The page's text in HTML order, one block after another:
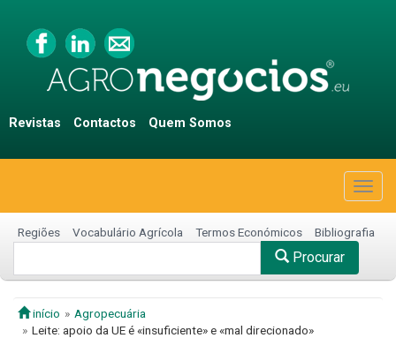
Revistas Contactos Quem Somos
Regiões Vocabulário Agrícola Termos Económicos Bibliografia
Procurar
início
Agropecuária
Leite: apoio da UE é «insuficiente» e «mal direcionado»